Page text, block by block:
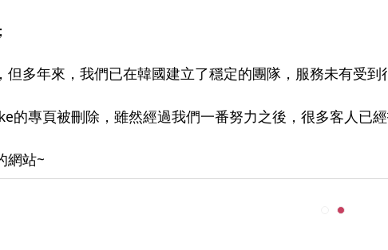
多年來，我們已在韓國建立了穩定的團隊，服務未有受到
的專頁被刪除，雖然經過我們一番努力之後，很多客人已經
網站~